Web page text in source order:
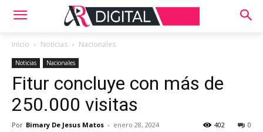
Inicio Noticias Nacionales
Noticias Nacionales
Fitur concluye con más de
250.000 visitas
Por Bimary De Jesus Matos - enero 28, 2024 0
402